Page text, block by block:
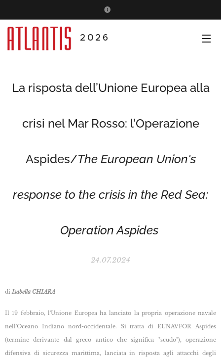
2026
La risposta dell’Unione Europea alla
crisi nel Mar Rosso: l’Operazione
Aspides/The European Union's
response to the crisis in the Red Sea:
Operation Aspides
24.07.2024
diIsabella CHIARA
Il 19 febbraio, l'Unione Europea ha lanciato la propria operazione navale
nell'Oceano Indiano nord-occidentale. Si tratta di EUNAVFOR Aspides
(termine derivante dal greco antico che significa "scudo"), operazione
difensiva di sicurezza marittima, lanciata in risposta agli attacchi degli